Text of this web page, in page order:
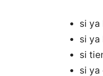
si ya
si ya
si
si ya